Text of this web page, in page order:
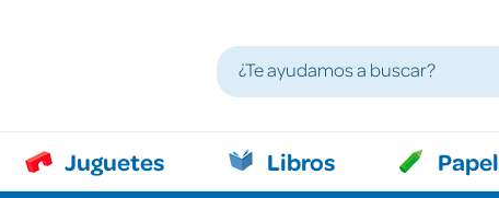
Juguetes Libros